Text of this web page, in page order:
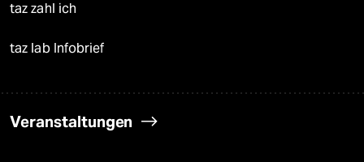
taz zahl ich
taz lab Infobrief
Veranstaltungen